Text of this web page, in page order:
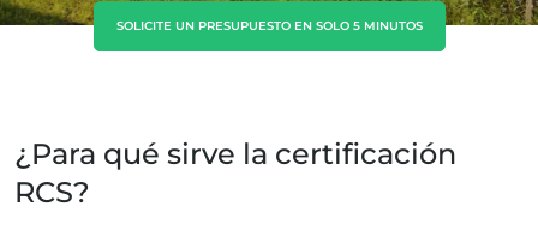
China (chino)
(japonés)
America
SOLICITE UN PRESUPUESTO EN SOLO 5 MINUTOS
¿Para qué sirve la certificación
RCS?